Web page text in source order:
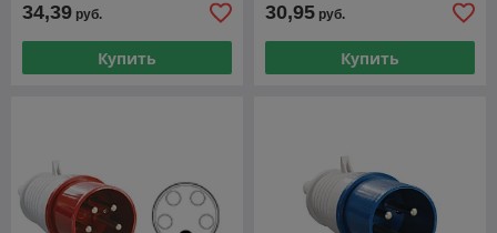
34,39 руб.
Купить
30,95 руб.
Купить